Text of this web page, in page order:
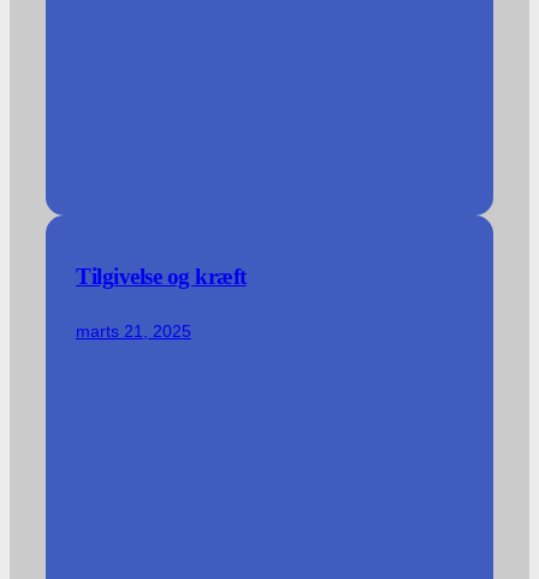
Tilgivelse og kræft
marts 21, 2025